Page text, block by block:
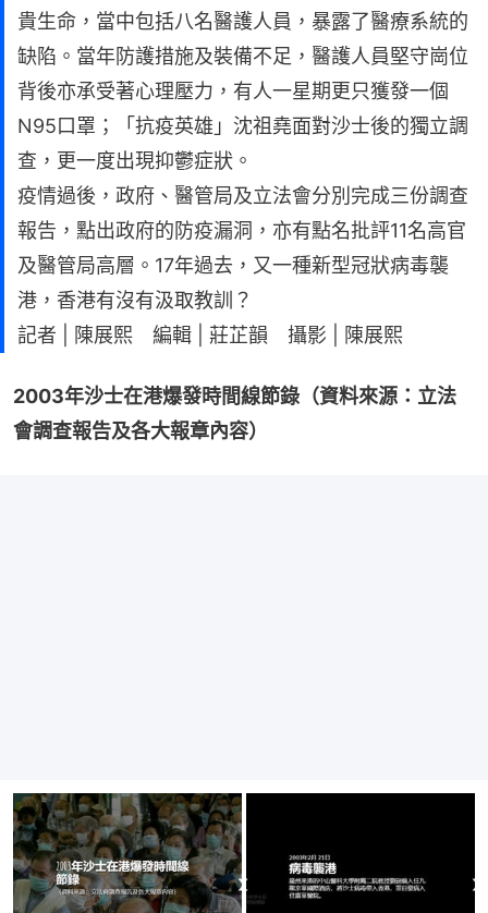
貴生命，當中包括八名醫護人員，暴露了醫療系統的
缺陷。當年防護措施及裝備不足，醫護人員堅守崗位
背後亦承受著心理壓力，有人一星期更只獲發一個
N95口罩；「抗疫英雄」沈祖堯面對沙士後的獨立調
查，更一度出現抑鬱症狀。
疫情過後，政府、醫管局及立法會分別完成三份調查
報告，點出政府的防疫漏洞，亦有點名批評11名高官
及醫管局高層。17年過去，又一種新型冠狀病毒襲
港，香港有沒有汲取教訓？
記者 | 陳展熙 編輯 | 莊芷韻 攝影 | 陳展熙
2003年沙士在港爆發時間線節錄（資料來源：立法
會調查報告及各大報章內容）